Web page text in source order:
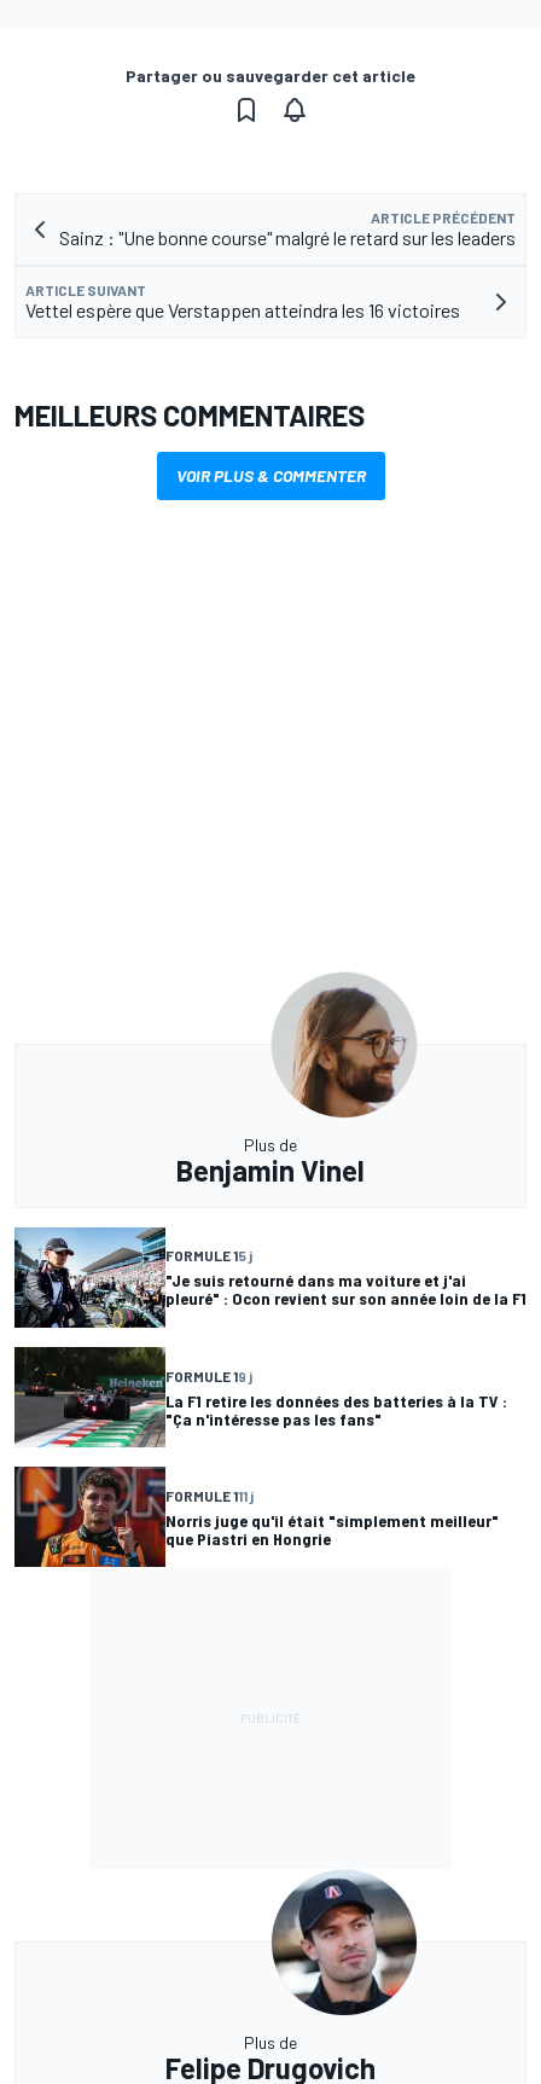
Partager ou sauvegarder cet article
ARTICLE PRÉCÉDENT
Sainz : "Une bonne course" malgré le retard sur les leaders
ARTICLE SUIVANT
Vettel espère que Verstappen atteindra les 16 victoires
MEILLEURS COMMENTAIRES
VOIR PLUS & COMMENTER
Plus de
Benjamin Vinel
FORMULE 15 j
"Je suis retourné dans ma voiture et j'ai
pleuré" : Ocon revient sur son année loin de la F1
FORMULE 19 j
La F1 retire les données des batteries à la TV :
"Ça n'intéresse pas les fans"
FORMULE 111 j
Norris juge qu'il était "simplement meilleur"
que Piastri en Hongrie
Plus de
Felipe Drugovich